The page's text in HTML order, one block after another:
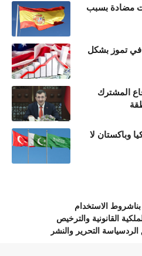
مضادة بسبب
في تموز بشكل
المشترك
وباكستان لا
شروط الاستخدام
القانونية والترخيص
سياسة التحرير والنشر